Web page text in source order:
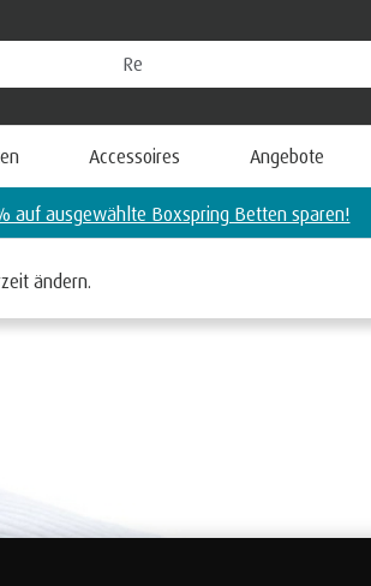
Accessoires Angebote
25 % auf PRO Air™ Matratzen sparen!
ändern.